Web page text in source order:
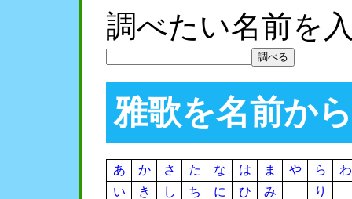
調べたい名前を
雅歌を名前か
あ か さ た な は ま や ら
わ
い
き し ち に ひ み
り